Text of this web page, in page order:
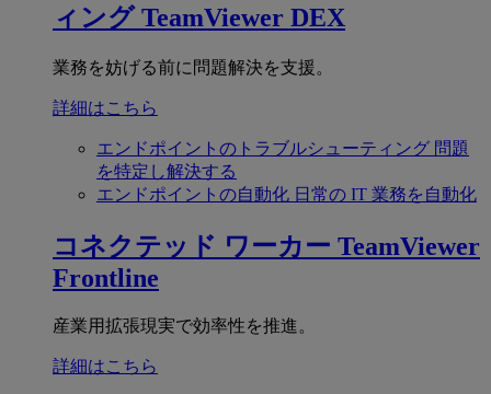
ィング TeamViewer DEX
業務を妨げる前に問題解決を支援。
詳細はこちら
エンドポイントのトラブルシューティング 問題
を特定し解決する
エンドポイントの自動化 日常の IT 業務を自動化
コネクテッド ワーカー TeamViewer
Frontline
産業用拡張現実で効率性を推進。
詳細はこちら